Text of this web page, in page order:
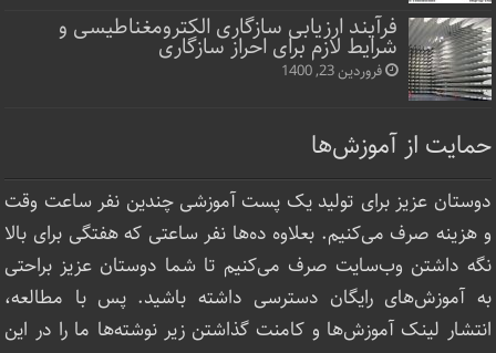
فرآیند ارزیابی سازگاری الکترومغناطیسی و
شرایط لازم برای احراز سازگاری
فروردین 23, 1400
حمایت از آموزش‌ها
دوستان عزیز برای تولید یک پست آموزشی چندین نفر ساعت‌ وقت
و هزینه صرف می‌کنیم. بعلاوه ده‌ها نفر ساعتی که هفتگی برای بالا
نگه داشتن وب‌سایت صرف ‌می‌کنیم تا شما دوستان عزیز براحتی
به آموزش‌های رایگان دسترسی داشته باشید. پس با مطالعه،
انتشار لینک‌ آموزش‌ها و کامنت گذاشتن زیر نوشته‌‌ها ما را در این